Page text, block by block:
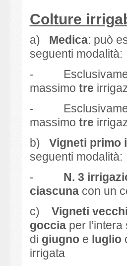
Colture
a) Medica: può
seguenti modalità:
-
massimo tre
-
massimo tre
b) Vigneti primo
seguenti modalità:
- N. 3
ciascunacon un
c) Vigneti
gocciaper l’intera
di giugnoe luglio
irrigata